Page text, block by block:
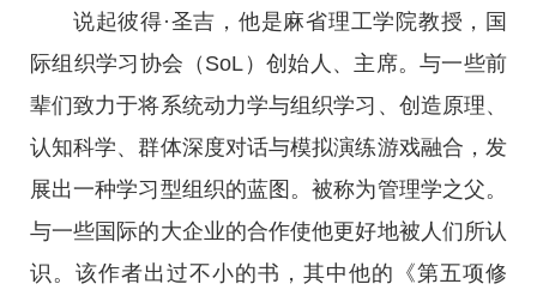
说起彼得·圣吉，他是麻省理工学院教授，国
际组织学习协会（SoL）创始人、主席。与一些前
辈们致力于将系统动力学与组织学习、创造原理、
认知科学、群体深度对话与模拟演练游戏融合，发
展出一种学习型组织的蓝图。被称为管理学之父。
与一些国际的大企业的合作使他更好地被人们所认
识。该作者出过不小的书，其中他的《第五项修